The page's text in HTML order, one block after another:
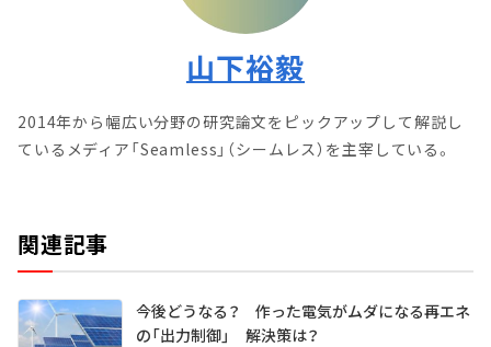
山下裕毅
2014年から幅広い分野の研究論文をピックアップして解説し
ているメディア「Seamless」（シームレス）を主宰している。
関連記事
今後どうなる？ 作った電気がムダになる再エネ
の「出力制御」 解決策は？